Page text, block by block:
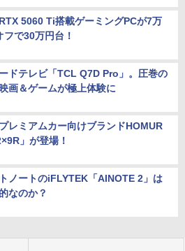
5060 Ti搭載ゲーミングPCが7万
で30万円台！
ドテレビ「TCL Q7D Pro」。圧巻の
画＆ゲームが極上体験に
レミアムカー向けブランドHOMUR
」が登場！
ノートのiFLYTEK「AINOTE 2」は
なのか？